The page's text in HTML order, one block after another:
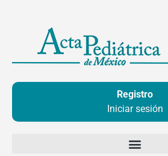
contenido
Registro
Iniciar sesión